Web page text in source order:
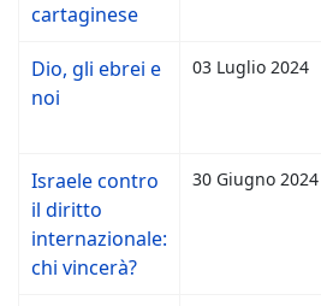
cartaginese
Dio, gli ebrei e
noi
03 Luglio 2024
Israele contro
il diritto
internazionale:
chi vincerà?
30 Giugno 2024